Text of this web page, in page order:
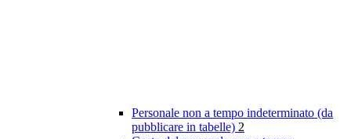
Personale non a tempo indeterminato (da
pubblicare in tabelle) 2